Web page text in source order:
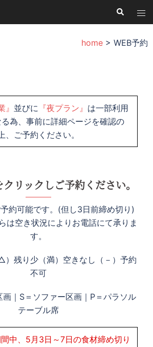
検
索
ト
グ
ル
home > WEB予約
』 並びに 『夜プラン』 は一部利用
為、事前に詳細ページを確認の
、ご予約ください。
リックしご予約ください。
約可能です。(但し3日前締め切り)
は空き状況によりお電話にて承りま
す。
）残り少（満）空きなし（－）予約
不可
画｜S＝ソファー区画｜P＝パラソル
テーブル席
中、5月3日～7日の食材締め切り